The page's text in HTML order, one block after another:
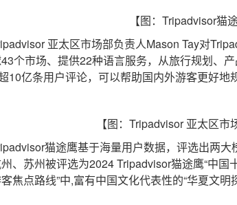
【图：Tripadvisor猫
亚太区市场部负责人Mason Tay对
个市场、提供22种语言服务，从旅行规划、
10亿条用户评论，可以帮助国内外游客更好地
【图：Tripadvisor 亚太区市
猫途鹰基于海量用户数据，评选出两大
、苏州被评选为2024 Tripadvisor猫途鹰“中
焦点路线”中,富有中国文化代表性的“华夏文